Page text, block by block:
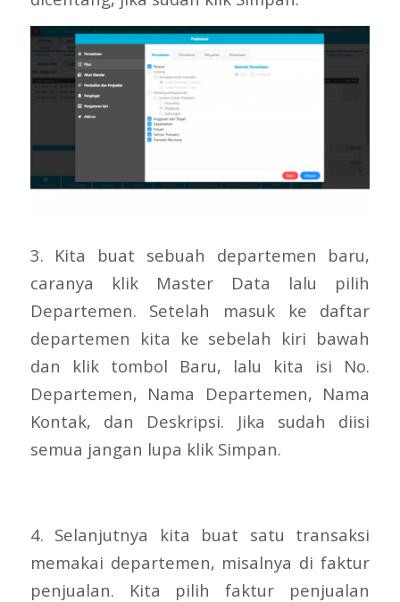
3. Kita buat sebuah departemen baru,
caranya klik Master Data lalu pilih
Departemen. Setelah masuk ke daftar
departemen kita ke sebelah kiri bawah
dan klik tombol Baru, lalu kita isi No.
Departemen, Nama Departemen, Nama
Kontak, dan Deskripsi. Jika sudah diisi
semua jangan lupa klik Simpan.
4. Selanjutnya kita buat satu transaksi
memakai departemen, misalnya di faktur
penjualan. Kita pilih faktur penjualan